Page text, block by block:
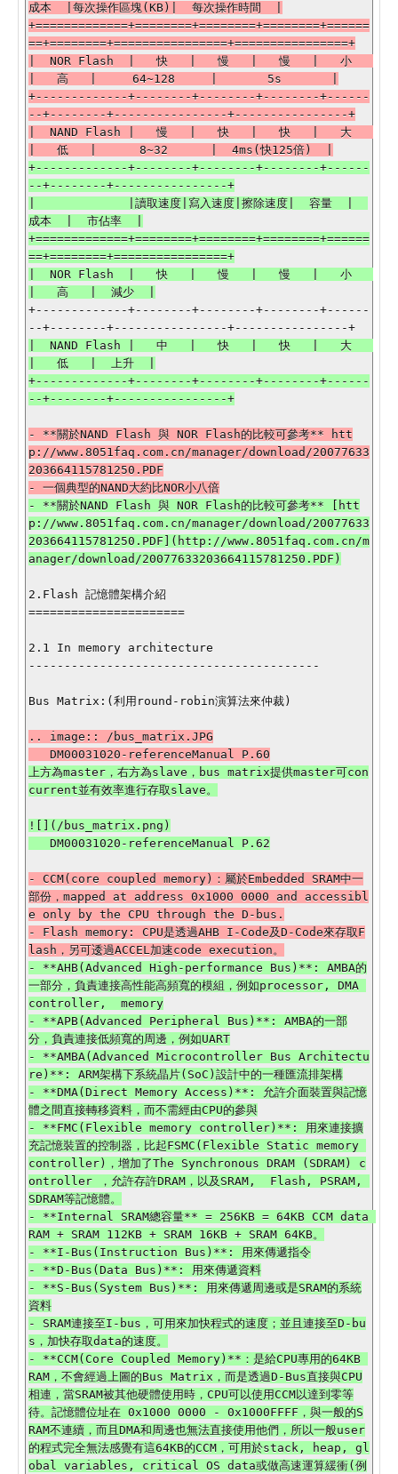
成本  |每次操作區塊(KB)|  每次操作時間  |
+=============+========+========+========+======
==+========+================+================+
|  NOR Flash  |   快   |   慢   |   慢   |   小
|   高   |     64~128     |       5s       |
+-------------+--------+--------+--------+------
--+--------+----------------+----------------+
|  NAND Flash |   慢   |   快   |   快   |   大
+-------------+--------+--------+--------+------
--+--------+----------------+
|             |讀取速度|寫入速度|擦除速度|  容量  |
成本  |  市佔率  |
+=============+========+========+========+======
==+========+================+
|  NOR Flash  |   快   |   慢   |   慢   |   小
+-------------+--------+--------+--------+------
|  NAND Flash |   中   |   快   |   快   |   大
|   低   |  上升  |
+-------------+--------+--------+--------+------
- **關於NAND Flash 與 NOR Flash的比較可參考** htt
p://www.8051faq.com.cn/manager/download/20077633
203664115781250.PDF
- **關於NAND Flash 與 NOR Flash的比較可參考** [htt
p://www.8051faq.com.cn/manager/download/20077633
203664115781250.PDF](http://www.8051faq.com.cn/m
2.Flash 記憶體架構介紹
======================
2.1 In memory architecture
-----------------------------------------
.. image:: /bus_matrix.JPG
上方為master，右方為slave，bus matrix提供master可con
![](/bus_matrix.png)
- CCM(core coupled memory)：屬於Embedded SRAM中一
部份，mapped at address 0x1000 0000 and accessibl
e only by the CPU through the D-bus.
- Flash memory: CPU是透過AHB I-Code及D-Code來存取F
- **AHB(Advanced High-performance Bus)**: AMBA的
一部分，負責連接高性能高頻寬的模組，例如processor, DMA
controller,  memory
- **APB(Advanced Peripheral Bus)**: AMBA的一部
分，負責連接低頻寬的周邊，例如UART
- **AMBA(Advanced Microcontroller Bus Architectu
re)**: ARM架構下系統晶片(SoC)設計中的一種匯流排架構
- **DMA(Direct Memory Access)**: 允許介面裝置與記憶
體之間直接轉移資料，而不需經由CPU的參與
- **FMC(Flexible memory controller)**: 用來連接擴
充記憶裝置的控制器，比起FSMC(Flexible Static memory
controller)，增加了The Synchronous DRAM (SDRAM) c
ontroller ，允許存許DRAM，以及SRAM,  Flash, PSRAM,
SDRAM等記憶體。
- **Internal SRAM總容量** = 256KB = 64KB CCM data
RAM + SRAM 112KB + SRAM 16KB + SRAM 64KB。
- **I-Bus(Instruction Bus)**: 用來傳遞指令
- **D-Bus(Data Bus)**: 用來傳遞資料
- **S-Bus(System Bus)**: 用來傳遞周邊或是SRAM的系統
資料
- SRAM連接至I-bus，可用來加快程式的速度；並且連接至D-bu
s，加快存取data的速度。
- **CCM(Core Coupled Memory)**：是給CPU專用的64KB
RAM，不會經過上圖的Bus Matrix，而是透過D-Bus直接與CPU
相連，當SRAM被其他硬體使用時，CPU可以使用CCM以達到零等
待。記憶體位址在 0x1000 0000 - 0x1000FFFF，與一般的S
RAM不連續，而且DMA和周邊也無法直接使用他們，所以一般user
的程式完全無法感覺有這64KB的CCM，可用於stack, heap, gl
obal variables, critical OS data或做高速運算緩衝(例